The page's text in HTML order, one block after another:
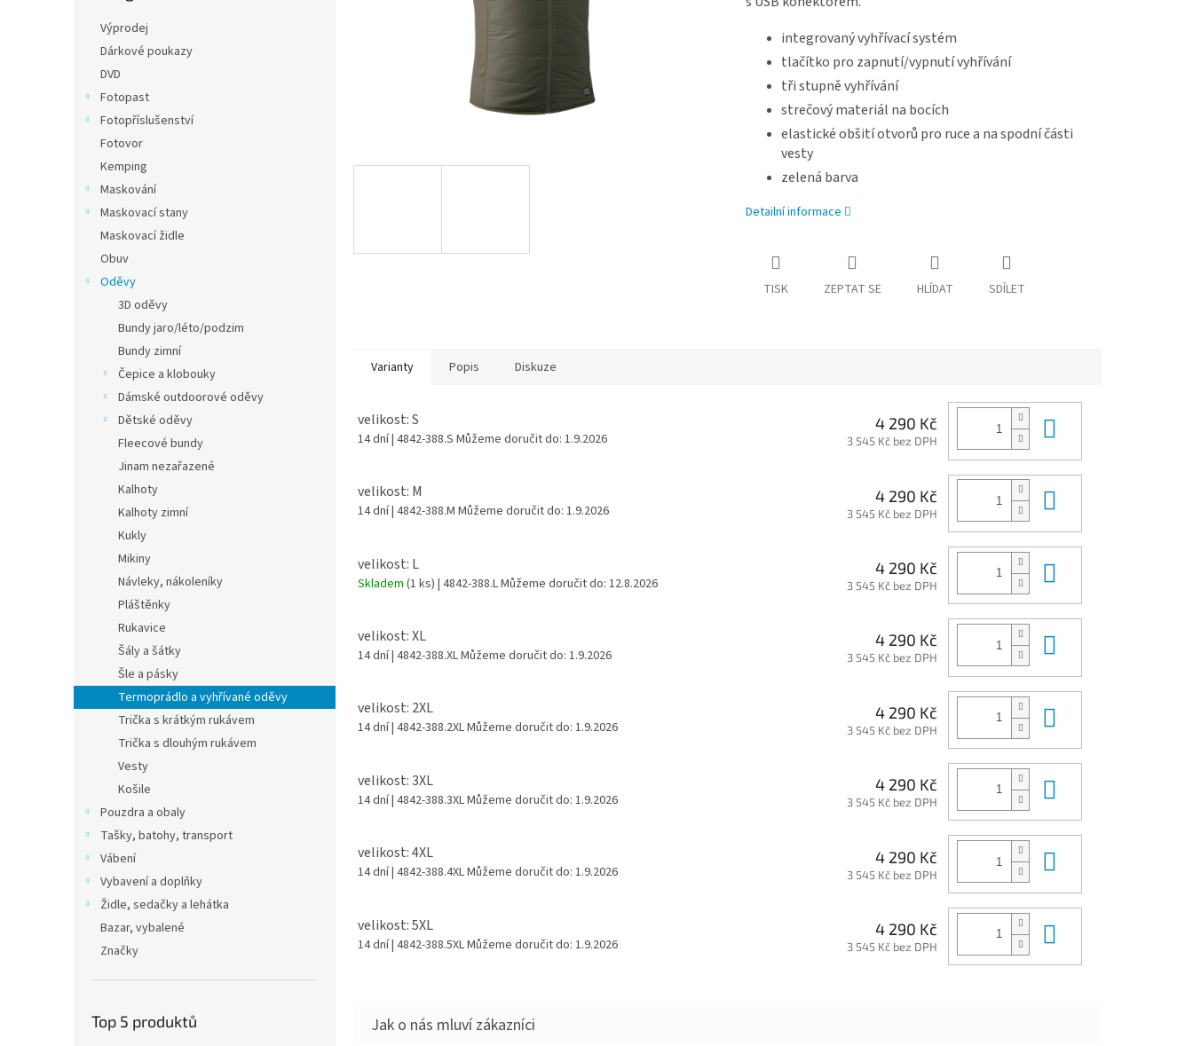
Výprodej
Dárkové poukazy
DVD
Fotopast
Fotopříslušenství
Fotovor
Kemping
Maskování
Maskovací stany
Maskovací židle
Obuv
Oděvy
3D oděvy
Bundy jaro/léto/podzim
Bundy zimní
Čepice a klobouky
Dámské outdoorové oděvy
Dětské oděvy
Fleecové bundy
Jinam nezařazené
Kalhoty
Kalhoty zimní
Kukly
Mikiny
Návleky, nákoleníky
Pláštěnky
Rukavice
Šály a šátky
Šle a pásky
Termoprádlo a vyhřívané oděvy
Trička s krátkým rukávem
Trička s dlouhým rukávem
Vesty
Košile
Pouzdra a obaly
Tašky, batohy, transport
Vábení
Vybavení a doplňky
Židle, sedačky a lehátka
Bazar, vybalené
Značky
Top 5 produktů
integrovaný vyhřívací systém
tlačítko pro zapnutí/vypnutí vyhřívání
tři stupně vyhřívání
strečový materiál na bocích
elastické obšití otvorů pro ruce a na spodní části
vesty
zelená barva
Detailní informace
TISK ZEPTAT SE HLÍDAT SDÍLET
Varianty Popis Diskuze
velikost: S
14 dní| 4842-388.S Můžeme doručit do: 1.9.2026
4 290 Kč
3 545 Kč bez DPH
velikost: M
14 dní| 4842-388.M Můžeme doručit do: 1.9.2026
4 290 Kč
3 545 Kč bez DPH
velikost: L
Skladem (1 ks) | 4842-388.LMůžeme doručit do: 12.8.2026
4 290 Kč
3 545 Kč bez DPH
velikost: XL
14 dní| 4842-388.XLMůžeme doručit do: 1.9.2026
4 290 Kč
3 545 Kč bez DPH
velikost: 2XL
14 dní| 4842-388.2XLMůžeme doručit do: 1.9.2026
4 290 Kč
3 545 Kč bez DPH
velikost: 3XL
14 dní| 4842-388.3XLMůžeme doručit do: 1.9.2026
4 290 Kč
3 545 Kč bez DPH
velikost: 4XL
14 dní| 4842-388.4XLMůžeme doručit do: 1.9.2026
4 290 Kč
3 545 Kč bez DPH
velikost: 5XL
14 dní| 4842-388.5XLMůžeme doručit do: 1.9.2026
4 290 Kč
3 545 Kč bez DPH